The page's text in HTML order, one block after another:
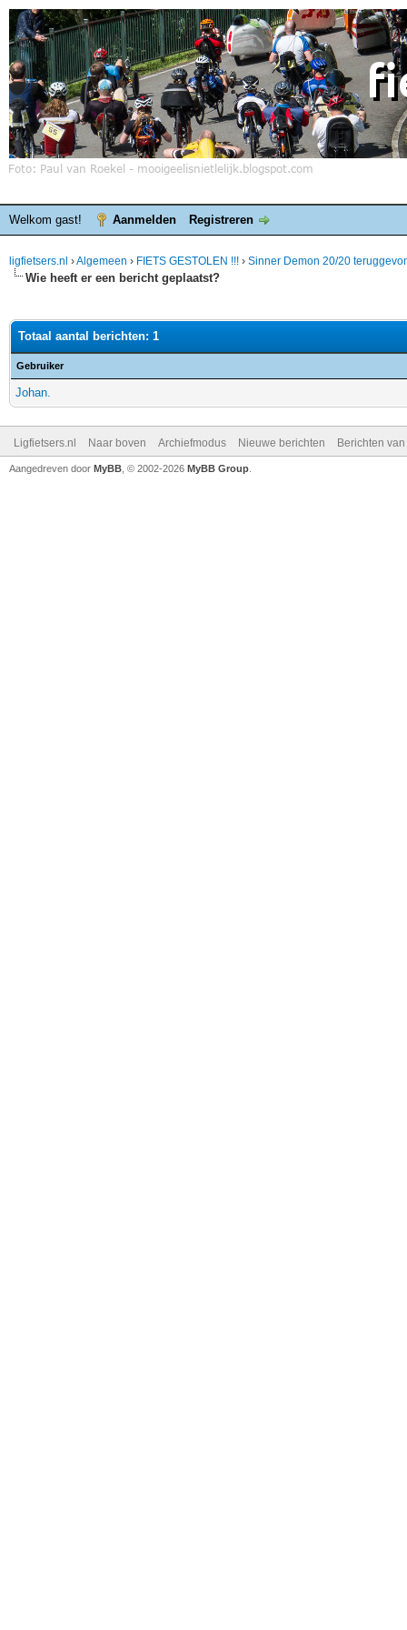
Welkom gast! Aanmelden Registreren
ligfietsers.nl ›Algemeen › FIETS GESTOLEN !!! › Sinner Demon 20/20
Wie heeft er een bericht geplaatst?
Totaal aantal berichten: 1
Gebruiker
Johan.
Ligfietsers.nl Naar boven Archiefmodus Nieuwe berichten Berichten
Aangedreven door MyBB , © 2002-2026 MyBB Group